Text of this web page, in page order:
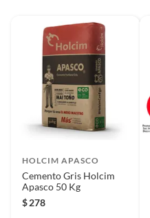
HOLCIM APASCO
Cemento Gris Holcim
Apasco 50 Kg
$278